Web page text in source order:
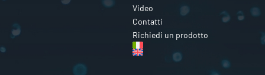
Video
Contatti
Richiedi un prodotto